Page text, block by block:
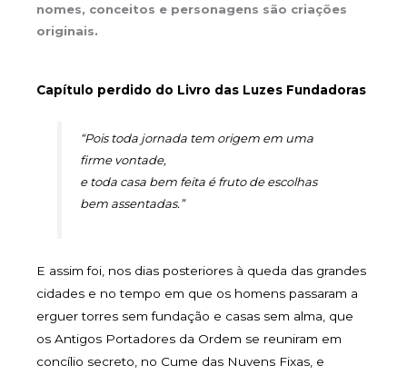
nomes, conceitos e personagens são criações
originais.
Capítulo perdido do Livro das Luzes Fundadoras
“Pois toda jornada tem origem em uma
firme vontade,
e toda casa bem feita é fruto de escolhas
bem assentadas.”
E assim foi, nos dias posteriores à queda das grandes
cidades e no tempo em que os homens passaram a
erguer torres sem fundação e casas sem alma, que
os Antigos Portadores da Ordem se reuniram em
concílio secreto, no Cume das Nuvens Fixas, e